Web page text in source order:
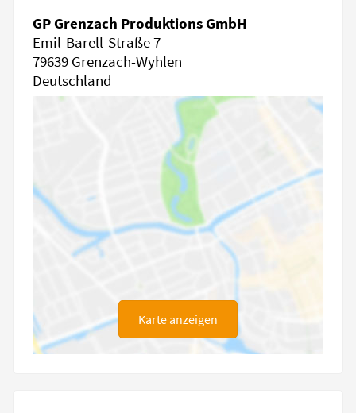
GP Grenzach Produktions GmbH
Emil-Barell-Straße 7
79639 Grenzach-Wyhlen
Deutschland
Karte anzeigen